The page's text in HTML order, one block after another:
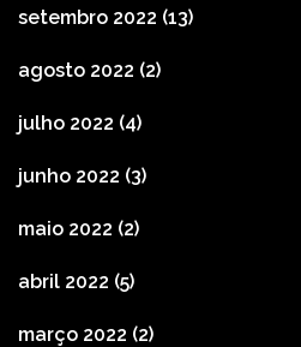
setembro 2022 (13)
agosto 2022 (2)
julho 2022 (4)
junho 2022 (3)
maio 2022 (2)
abril 2022 (5)
março 2022 (2)